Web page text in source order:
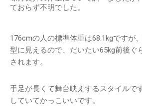
ておらず不明でした。
176cmの人の標準体重は68.1kgですが
型に見えるので、だいたい65kg前後ぐ
されます。
手足が長くて舞台映えするスタイルで
していてかっこいいです。